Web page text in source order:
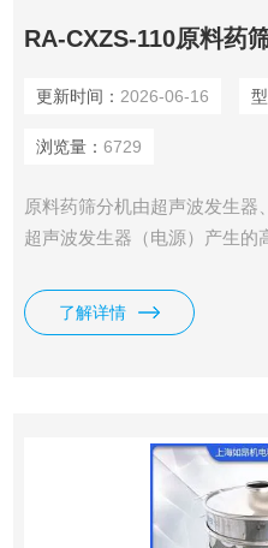
RA-CXZS-110原料药
更新时间： 2026-06-16
浏览量： 6729
原料药筛分机由超声波发生器
超声波发生器（电源）产生的
共振环将振动均匀传输至筛面
使筛分产量和质量，解决了强
了解详情